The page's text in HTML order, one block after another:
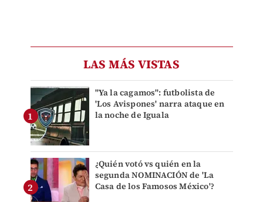
LAS MÁS VISTAS
"Ya la cagamos": futbolista de
'Los Avispones' narra ataque en
la noche de Iguala
¿Quién votó vs quién en la
segunda NOMINACIÓN de 'La
Casa de los Famosos México'?